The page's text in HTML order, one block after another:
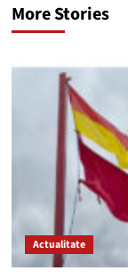
More Stories
Actualitate